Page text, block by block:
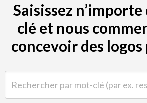
Saisissez
clé et nous
concevoir des